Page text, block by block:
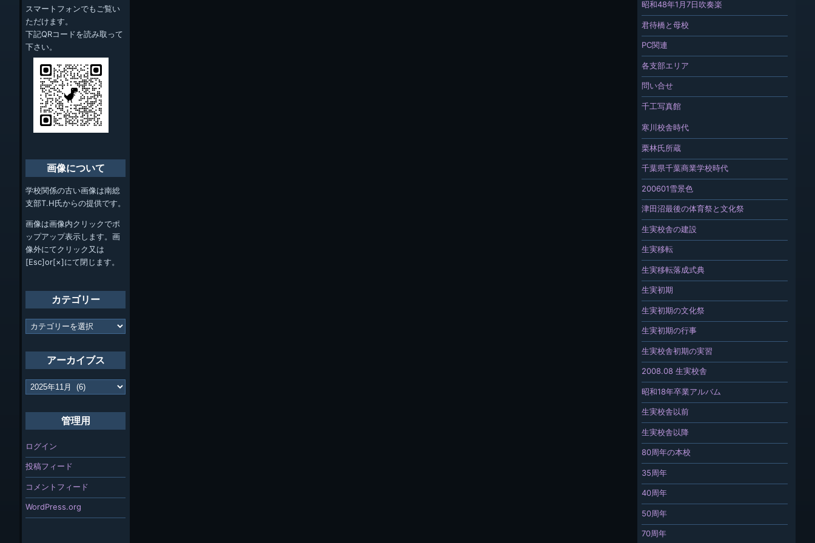
昭和48年1月7日吹奏楽
君待橋と母校
PC関連
各支部エリア
問い合せ
千工写真館
寒川校舎時代
栗林氏所蔵
千葉県千葉商業学校時代
200601雪景色
津田沼最後の体育祭と文化祭
生実校舎の建設
生実移転
生実移転落成式典
生実初期
生実初期の文化祭
生実初期の行事
生実校舎初期の実習
2008.08 生実校舎
昭和18年卒業アルバム
生実校舎以前
生実校舎以降
80周年の本校
35周年
40周年
50周年
70周年
スマートフォンでもご覧い
ただけます。
下記QRコードを読み取って
下さい。
画像について
学校関係の古い画像は南総
支部T.H氏からの提供です。
画像は画像内クリックでポ
ップアップ表示します。画
像外にてクリック又は
[Esc]or[×]にて閉じます。
カテゴリー
カ
テ
ー
アーカイブス
ア
ー
管理用
ログイン
投稿フィード
コメントフィード
WordPress.org